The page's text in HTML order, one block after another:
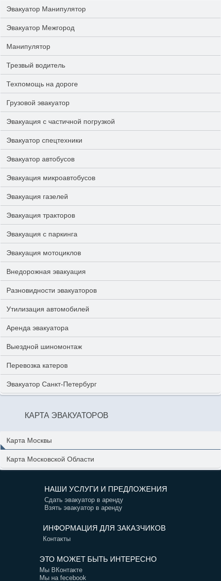
Эвакуатор Манипулятор
Эвакуатор Межгород
Манипулятор
Трезвый водитель
Техпомощь на дороге
Грузовой эвакуатор
Эвакуация с частичной погрузкой
Эвакуатор спецтехники
Эвакуатор автобусов
Эвакуация микроавтобусов
Эвакуация газелей
Эвакуация тракторов
Эвакуация с паркинга
Эвакуация мотоциклов
Внедорожная эвакуация
Разновидности эвакуаторов
Утилизация автомобилей
Аренда эвакуатора
Выездной шиномонтаж
Перевозка катеров
Эвакуатор Санкт-Петербург
КАРТА ЭВАКУАТОРОВ
Карта Москвы
Карта Московской Области
НАШИ УСЛУГИ И ПРЕДЛОЖЕНИЯ
Сдать эвакуатор в аренду
Взять эвакуатор в аренду
ИНФОРМАЦИЯ ДЛЯ ЗАКАЗЧИКОВ
Контакты
ЭТО МОЖЕТ БЫТЬ ИНТЕРЕСНО
Мы ВКонтакте
Мы на fecebook